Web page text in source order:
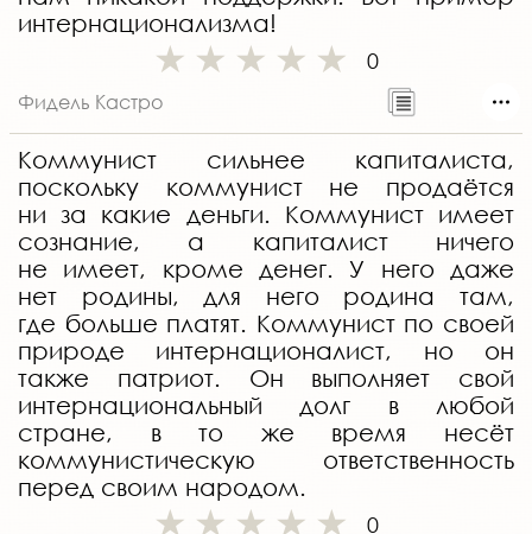
интернационализма!
0
Фидель Кастро
Коммунист сильнее капиталиста,
поскольку коммунист не продаётся
ни за какие деньги. Коммунист имеет
сознание, а капиталист ничего
не имеет, кроме денег. У него даже
нет родины, для него родина там,
где больше платят. Коммунист по своей
природе интернационалист, но он
также патриот. Он выполняет свой
интернациональный долг в любой
стране, в то же время несёт
коммунистическую ответственность
перед своим народом.
0